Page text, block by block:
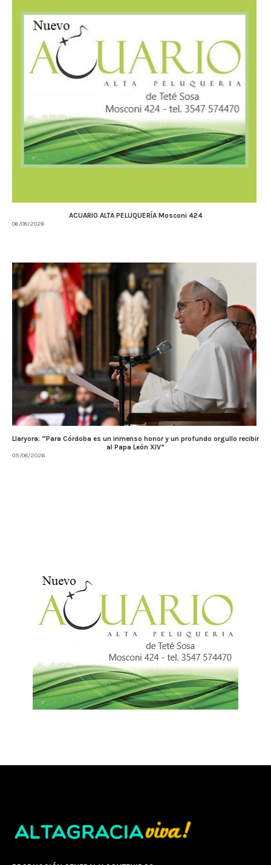
ACUARIO ALTA PELUQUERÍA Mosconi 424
06/08/2026
Llaryora: “Para Córdoba es un inmenso honor y un profundo orgullo recibir
al Papa León XIV”
05/08/2026